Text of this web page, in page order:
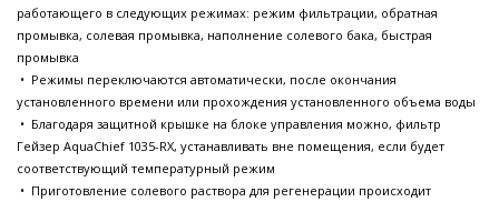
работающего в следующих режимах: режим фильтрации, обратная
промывка, солевая промывка, наполнение солевого бака, быстрая
промывка
• Режимы переключаются автоматически, после окончания
установленного времени или прохождения установленного объема воды
• Благодаря защитной крышке на блоке управления можно, фильтр
Гейзер AquaChief 1035-RX, устанавливать вне помещения, если будет
соответствующий температурный режим
• Приготовление солевого раствора для регенерации происходит